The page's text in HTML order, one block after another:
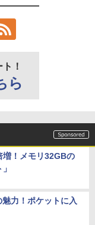
！
ら
増！メモリ32GBの
力！ポケットに入